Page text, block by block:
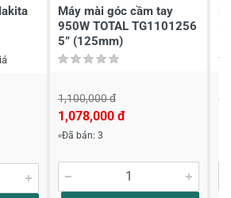
phẩm
Máy mài góc cầm tay
950W TOTAL TG1101256
5” (125mm)
1,100,000 đ
1,078,000 đ
Đã bán: 3